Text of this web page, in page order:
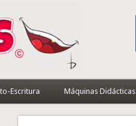
Escritura Máquinas Didácticas